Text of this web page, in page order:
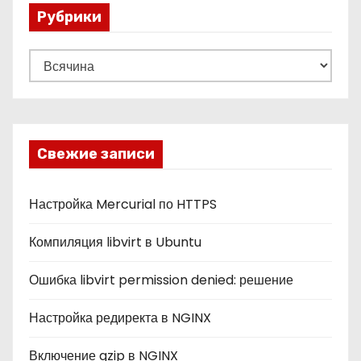
Рубрики
у
к
и
Свежие записи
Настройка Mercurial по HTTPS
Компиляция libvirt в Ubuntu
Ошибка libvirt permission denied: решение
Настройка редиректа в NGINX
Включение gzip в NGINX